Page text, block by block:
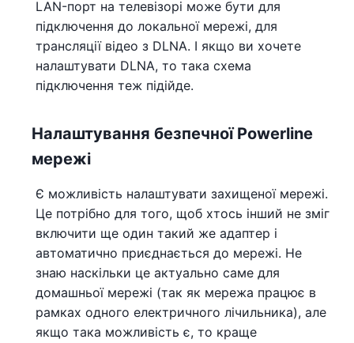
LAN-порт на телевізорі може бути для
підключення до локальної мережі, для
трансляції відео з DLNA. І якщо ви хочете
налаштувати DLNA, то така схема
підключення теж підійде.
Налаштування безпечної Powerline
мережі
Є можливість налаштувати захищеної мережі.
Це потрібно для того, щоб хтось інший не зміг
включити ще один такий же адаптер і
автоматично приєднається до мережі. Не
знаю наскільки це актуально саме для
домашньої мережі (так як мережа працює в
рамках одного електричного лічильника), але
якщо така можливість є, то краще